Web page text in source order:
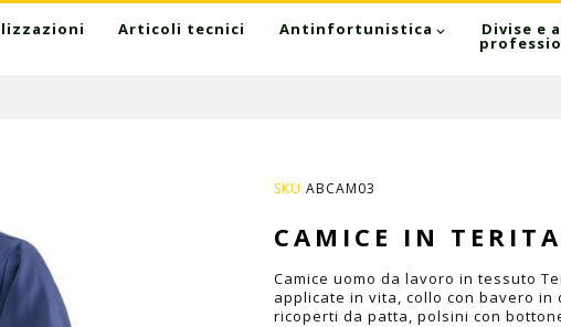
Articoli tecnici Antinfortunistica Divise e
SKU ABCAM03
CAMICE IN
Camice uomo da lavoro in tessuto
applicate in vita, collo con bavero
ricoperti da patta, polsini con